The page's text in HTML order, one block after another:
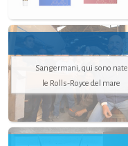
Sangermani, qui sono nate
le Rolls-Royce del mare